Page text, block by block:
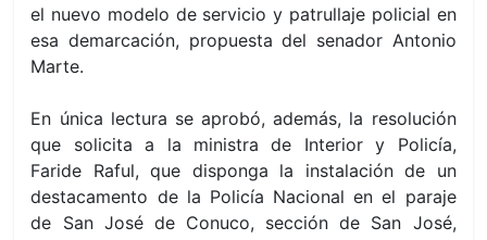
el nuevo modelo de servicio y patrullaje policial en
esa demarcación, propuesta del senador Antonio
Marte.
En única lectura se aprobó, además, la resolución
que solicita a la ministra de Interior y Policía,
Faride Raful, que disponga la instalación de un
destacamento de la Policía Nacional en el paraje
de San José de Conuco, sección de San José,